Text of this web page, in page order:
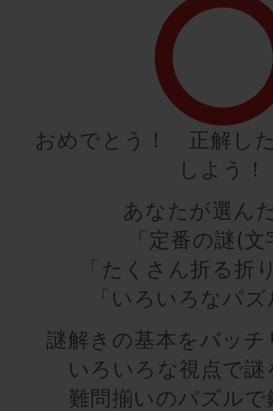
おめでとう！ 正解し
しよう！
あなたが選ん
「定番の謎(
「たくさん折る折
「いろいろなパ
謎解きの基本をバッ
いろいろな視点で
難問揃いのパズル